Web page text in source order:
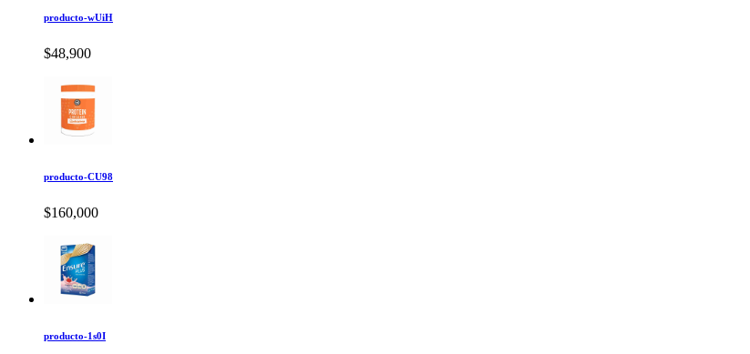
producto-wUiH
$48,900
producto-CU98
$160,000
producto-1s0I